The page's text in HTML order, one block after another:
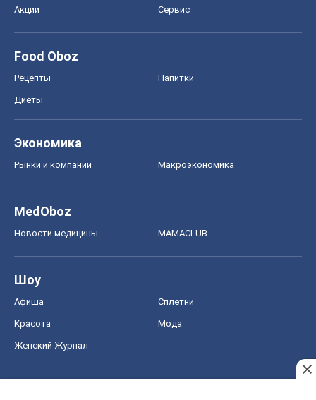
Акции Сервис
Food Oboz
Рецепты Напитки
Диеты
Экономика
Рынки и компании Mакроэкономика
MedOboz
Новости медицины MAMACLUB
Шоу
Афиша Сплетни
Красота Мода
Женский Журнал